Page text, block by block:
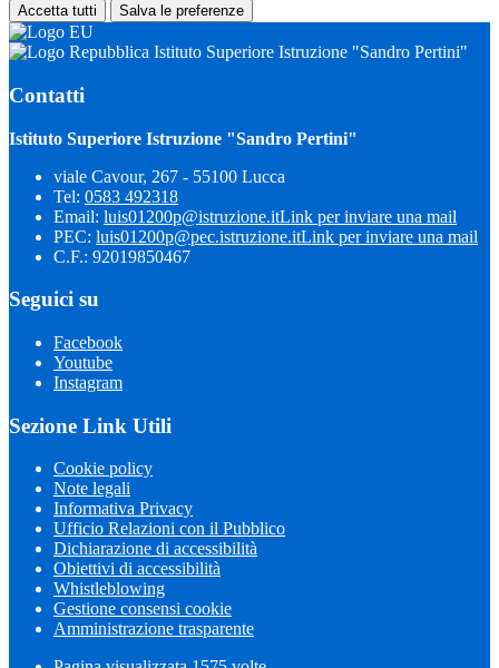
Accetta tutti Salva le preferenze
Istituto Superiore Istruzione "Sandro Pertini"
Contatti
Istituto Superiore Istruzione "Sandro Pertini"
viale Cavour, 267 - 55100 Lucca
Tel: 0583 492318
Email: luis01200p@istruzione.itLink per inviare una mail
PEC: luis01200p@pec.istruzione.itLink per inviare una mail
C.F.: 92019850467
Seguici su
Facebook
Youtube
Instagram
Sezione Link Utili
Cookie policy
Note legali
Informativa Privacy
Ufficio Relazioni con il Pubblico
Dichiarazione di accessibilità
Obiettivi di accessibilità
Whistleblowing
Gestione consensi cookie
Amministrazione trasparente